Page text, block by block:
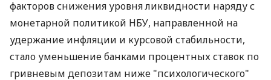
сконцентрированные на зарубежных счетах
банков (а это около 9 млрд. долл.) и ресурсы,
вложенные в ОВГЗ (около 57 млрд. грн.). "Запас
прочности более чем достаточный", -
констатирует представитель Нацбанка.